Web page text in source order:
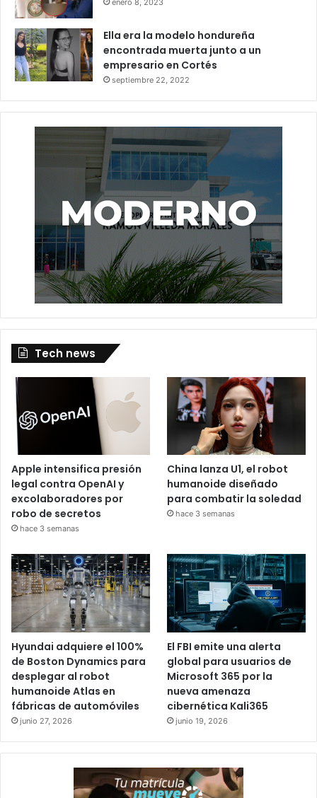
enero 8, 2023
Ella era la modelo hondureña
encontrada muerta junto a un
empresario en Cortés
septiembre 22, 2022
Tech news
Apple intensifica presión
legal contra OpenAI y
excolaboradores por
robo de secretos
hace 3 semanas
China lanza U1, el robot
humanoide diseñado
para combatir la soledad
hace 3 semanas
Hyundai adquiere el 100%
de Boston Dynamics para
desplegar al robot
humanoide Atlas en
fábricas de automóviles
junio 27, 2026
El FBI emite una alerta
global para usuarios de
Microsoft 365 por la
nueva amenaza
cibernética Kali365
junio 19, 2026